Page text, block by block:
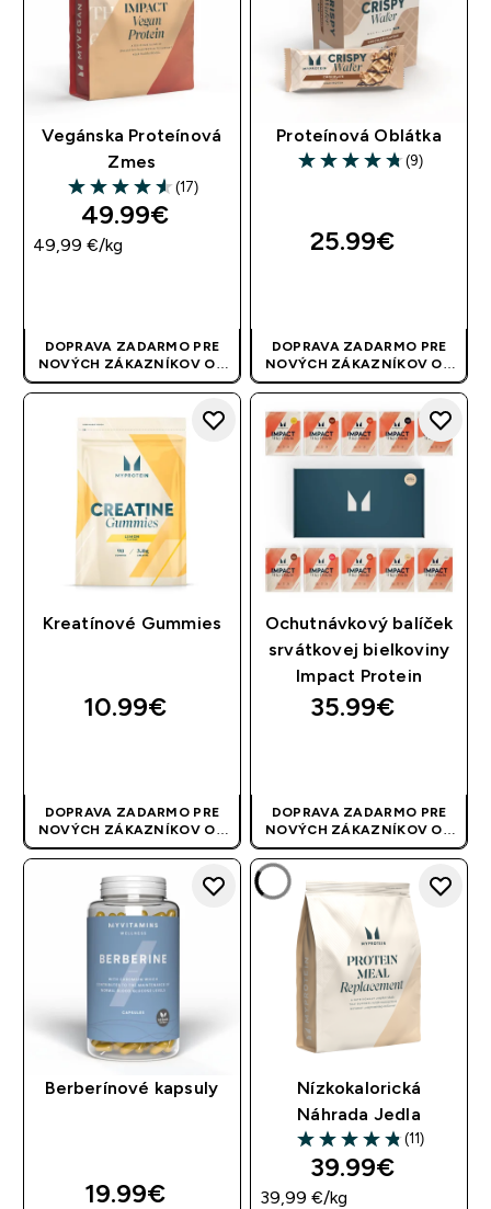
Vegánska Proteínová
Zmes
4.59 out of 5 stars
(17)
49.99€‎
49,99 €‎/kg
DOPRAVA ZADARMO PRE
NOVÝCH ZÁKAZNÍKOV OD
40 EUR| AKCIA SA APLIKUJE
Proteínová Oblátka
4.78 out of 5 stars
(9)
25.99€‎
DOPRAVA ZADARMO PRE
NOVÝCH ZÁKAZNÍKOV OD
40 EUR| AKCIA SA APLIKUJE
Kreatínové Gummies
10.99€‎
DOPRAVA ZADARMO PRE
NOVÝCH ZÁKAZNÍKOV OD
40 EUR| AKCIA SA APLIKUJE
AUTOMATICKY
Ochutnávkový balíček
srvátkovej bielkoviny
Impact Protein
35.99€‎
DOPRAVA ZADARMO PRE
NOVÝCH ZÁKAZNÍKOV OD
40 EUR| AKCIA SA APLIKUJE
AUTOMATICKY
Berberínové kapsuly
19.99€‎
Nízkokalorická
Náhrada Jedla
4.82 out of 5 stars
(11)
39.99€‎
39,99 €‎/kg